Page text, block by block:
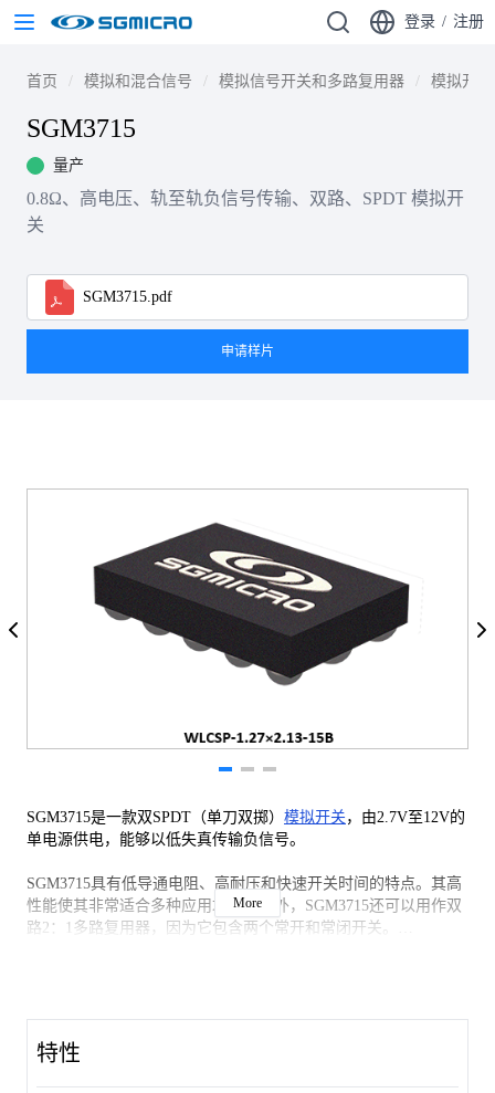
登录 / 注册
首页 模拟和混合信号 模拟信号开关和多路复用器 模拟开关
SGM3715
量产
0.8Ω、高电压、轨至轨负信号传输、双路、SPDT 模拟开
关
SGM3715.pdf
申请样片
SGM3715是一款双SPDT（单刀双掷） 模拟开关 ，由2.7V至12V的
单电源供电，能够以低失真传输负信号。
SGM3715具有低导通电阻、高耐压和快速开关时间的特点。其高
性能使其非常适合多种应用场景。此外，SGM3715还可以用作双
路2：1多路复用器，因为它包含两个常开和常闭开关。
More
特性